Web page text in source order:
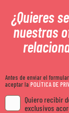
¿Quieres
nuestras
Antes de enviar el
aceptar la POLÍTICA DE
Quiero recibir
exclusivos